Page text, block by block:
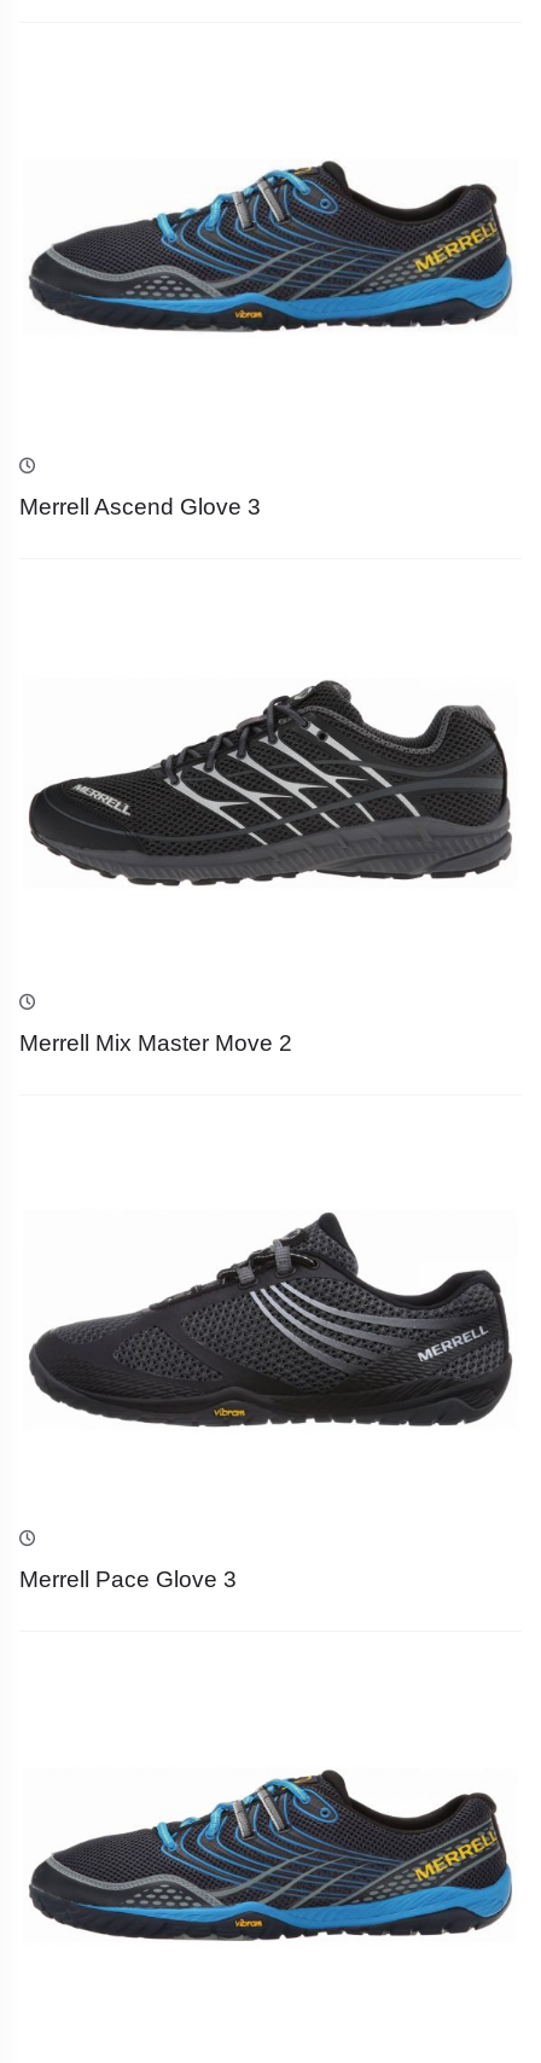
Merrell Ascend Glove 3
Merrell Mix Master Move 2
Merrell Pace Glove 3